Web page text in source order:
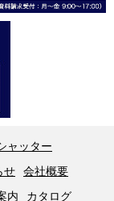
ャッター
せ
会社概要
内 カタログ